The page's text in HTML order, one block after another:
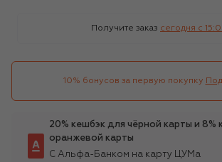
Получите заказ сегодня c
10% бонусов за первую покупку
20% кешбэк для чёрной карты и 8%
оранжевой карты
С Альфа-Банком на карту ЦУМа